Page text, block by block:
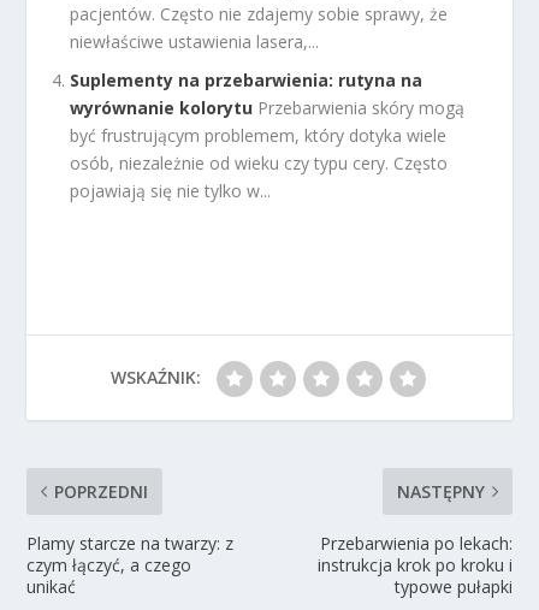
pacjentów. Często nie zdajemy sobie sprawy, że
niewłaściwe ustawienia lasera,...
Suplementy na przebarwienia: rutyna na
wyrównanie kolorytu Przebarwienia skóry mogą
być frustrującym problemem, który dotyka wiele
osób, niezależnie od wieku czy typu cery. Często
pojawiają się nie tylko w...
WSKAŹNIK:
POPRZEDNI
Plamy starcze na twarzy: z
czym łączyć, a czego
unikać
NASTĘPNY
Przebarwienia po lekach:
instrukcja krok po kroku i
typowe pułapki